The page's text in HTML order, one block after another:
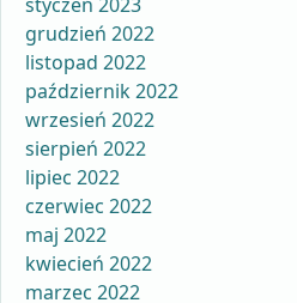
grudzień 2022
listopad 2022
październik 2022
wrzesień 2022
sierpień 2022
lipiec 2022
czerwiec 2022
maj 2022
kwiecień 2022
marzec 2022